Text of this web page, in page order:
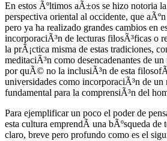
En estos Ãºltimos aÃ±os se hizo notoria
perspectiva oriental al occidente, que
pero ya ha realizado grandes cambios en
incorporaciÃ³n de lecturas filosÃ³ficas o
la prÃ¡ctica misma de estas tradiciones,
meditaciÃ³n como desencadenantes de
por quÃ© no la inclusiÃ³n de esta
universidades como incorporaciÃ³n de
fundamental para la comprensiÃ³n del
Para ejemplificar un poco el poder de
esta cultura emprendÃ­ una bÃºsqueda de
claro, breve pero profundo como es el